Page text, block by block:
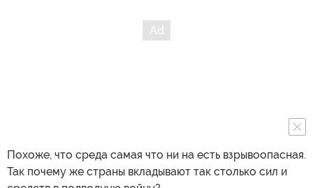
Похоже, что среда самая что ни на есть взрывоопасная.
Так почему же страны вкладывают так столько сил и